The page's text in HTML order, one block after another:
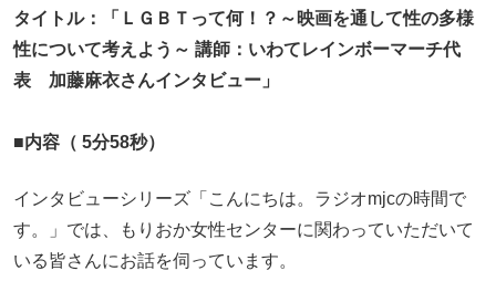
タイトル：
「ＬＧＢＴって何！？～映画を通して性の多様
性について考えよう～ 講師：いわてレインボーマーチ代
表 加藤麻衣さんインタビュー 」
■内容（ 5分58秒）
インタビューシリーズ「こんにちは。ラジオmjcの時間で
す。」では、もりおか女性センターに関わっていただいて
いる皆さんにお話を伺っています。